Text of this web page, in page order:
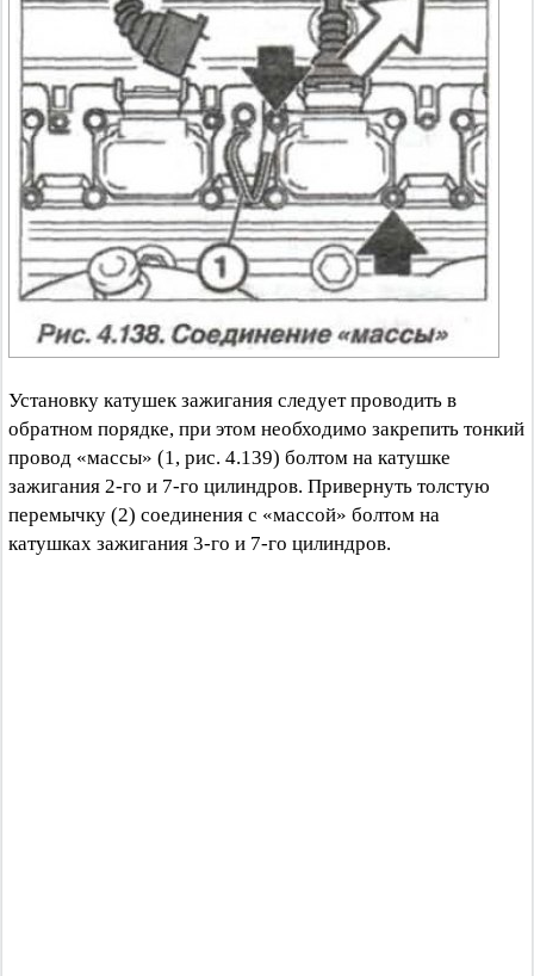
Установку катушек зажигания следует проводить в
обратном порядке, при этом необходимо закрепить тонкий
провод «массы» (1, рис. 4.139) болтом на катушке
зажигания 2-го и 7-го цилиндров. Привернуть толстую
перемычку (2) соединения с «массой» болтом на
катушках зажигания 3-го и 7-го цилиндров.